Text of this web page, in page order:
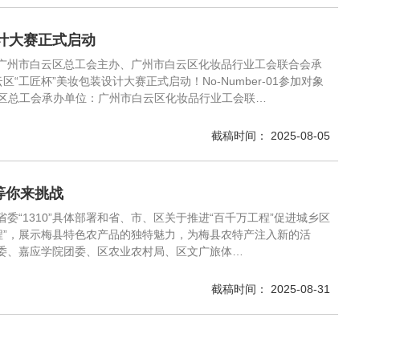
大赛正式启动
市白云区总工会主办、广州市白云区化妆品行业工会联合会承
“工匠杯”美妆包装设计大赛正式启动！No-Number-01参加对象
工会承办单位：广州市白云区化妆品行业工会联…
截稿时间： 2025-08-05
你来挑战
“1310”具体部署和省、市、区关于推进“百千万工程”促进城乡区
展示梅县特色农产品的独特魅力，为梅县农特产注入新的活
、嘉应学院团委、区农业农村局、区文广旅体…
截稿时间： 2025-08-31